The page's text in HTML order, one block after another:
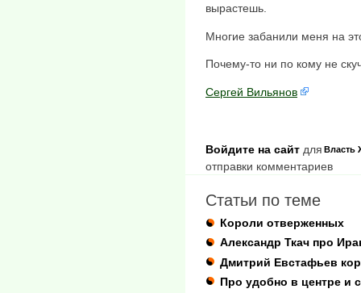
вырастешь.
Многие забанили меня на
Почему-то ни по кому не
Сергей Вильянов
Власть
Войдите на сайт для
отправки комментариев
Статьи по теме
Короли отверженных
Александр Ткач про
Дмитрий Евстафьев
Про удобно в центре и